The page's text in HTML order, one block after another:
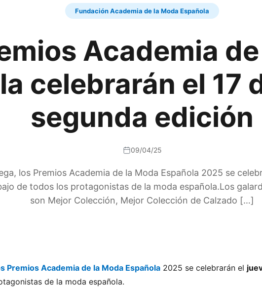
Fundación Academia de la Moda Española
Academia
celebrarán el 17
segunda edición
09/04/25
los Premios Academia de la Moda Española 2025 se
de todos los protagonistas de la moda española.Los
son Mejor Colección, Mejor Colección de Calzado […]
Premios Academia de la Moda Española 2025 se celebrarán el
de la moda española.